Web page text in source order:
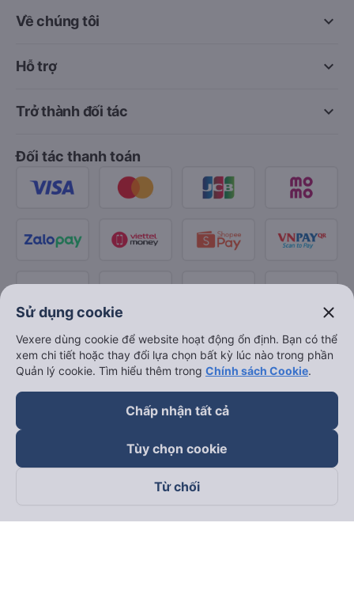
keyboard_arrow_down
Về chúng tôi
keyboard_arrow_down
Hỗ trợ
keyboard_arrow_down
Trở thành đối tác
Đối tác thanh toán
Theo dõi chúng tôi trên
Sử dụng cookie close
Vexere dùng cookie để website hoạt động ổn định. Bạn có thể
xem chi tiết hoặc thay đổi lựa chọn bất kỳ lúc nào trong phần
Quản lý cookie. Tìm hiểu thêm trong Chính sách Cookie.
Chấp nhận tất cả
Tùy chọn cookie
Từ chối